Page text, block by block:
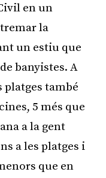
en un
la
un estiu que
banyistes. A
platges també
5 més que
a la gent
a les platges i
que en